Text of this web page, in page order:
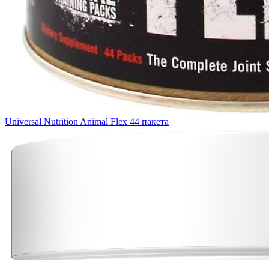
Universal Nutrition Animal Flex 44 пакета